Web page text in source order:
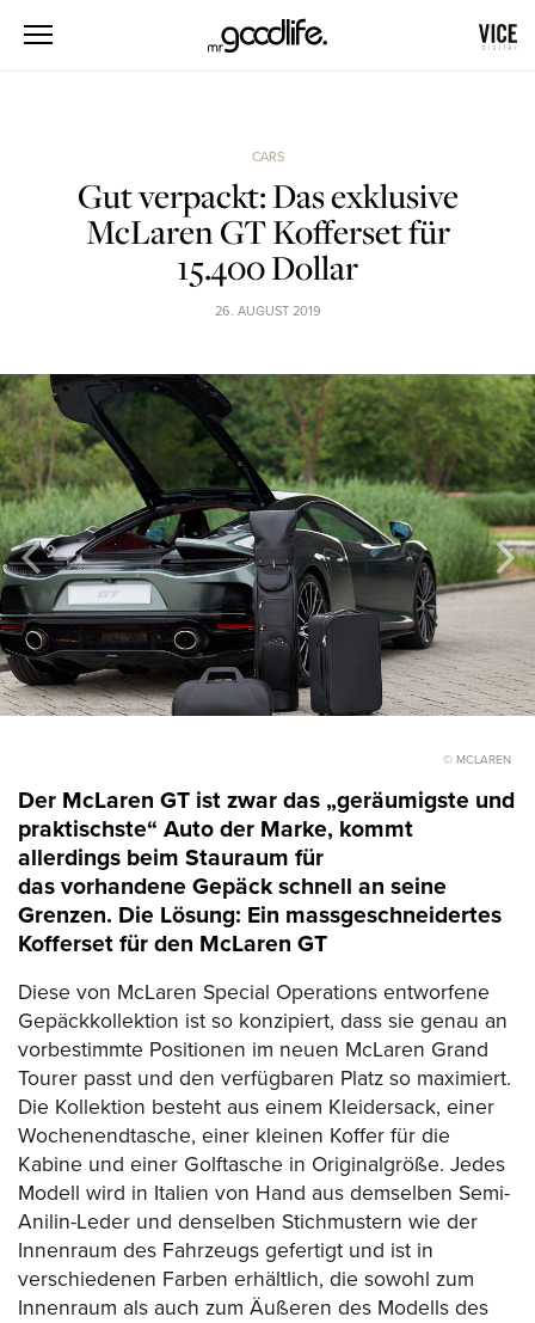
CARS
Gut verpackt: Das exklusive
McLaren GT Kofferset für
15.400 Dollar
26. AUGUST 2019
© MCLAREN
Der McLaren GT ist zwar das „geräumigste und
praktischste“ Auto der Marke, kommt
allerdings beim Stauraum für
das vorhandene Gepäck schnell an seine
Grenzen. Die Lösung: Ein massgeschneidertes
Kofferset für den McLaren GT
Diese von McLaren Special Operations entworfene
Gepäckkollektion ist so konzipiert, dass sie genau an
vorbestimmte Positionen im neuen McLaren Grand
Tourer passt und den verfügbaren Platz so maximiert.
Die Kollektion besteht aus einem Kleidersack, einer
Wochenendtasche, einer kleinen Koffer für die
Kabine und einer Golftasche in Originalgröße. Jedes
Modell wird in Italien von Hand aus demselben Semi-
Anilin-Leder und denselben Stichmustern wie der
Innenraum des Fahrzeugs gefertigt und ist in
verschiedenen Farben erhältlich, die sowohl zum
Innenraum als auch zum Äußeren des Modells des